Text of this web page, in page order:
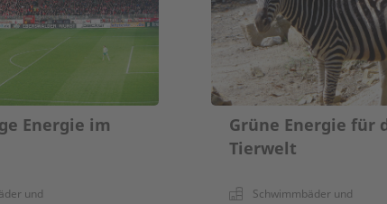
Energie im
und
Grüne Energie für
Tierwelt
Schwimmbäder und